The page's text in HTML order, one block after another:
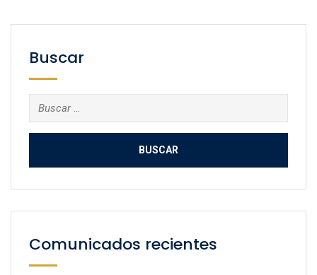
Buscar
Buscar:
Comunicados recientes